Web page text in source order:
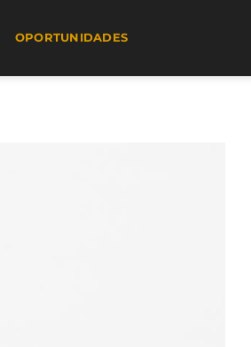
OPORTUNIDADES